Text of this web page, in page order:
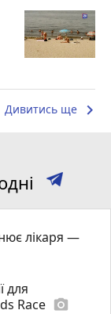
Дивитись ще keyboard_arrow_right
лікаря —
для
Race photo_camera